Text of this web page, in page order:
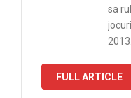
sa
2013.
FULL ARTICLE